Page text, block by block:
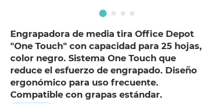
Engrapadora de media tira Office Depot
"One Touch" con capacidad para 25 hojas,
color negro. Sistema One Touch que
reduce el esfuerzo de engrapado. Diseño
ergonómico para uso frecuente.
Compatible con grapas estándar.